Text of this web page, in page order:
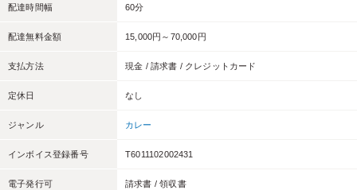
配達時間幅 60分
配達無料金額 15,000円～70,000円
支払方法 現金 / 請求書 / クレジットカード
定休日 なし
ジャンル カレー
インボイス登録番号 T6011102002431
電子発行可 請求書 / 領収書